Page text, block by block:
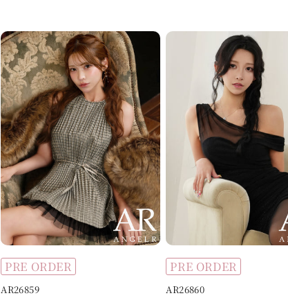
格
PRE ORDER
AR26859
PRE ORDER
AR26860